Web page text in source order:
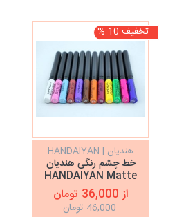
تخفیف 10 %
هندیان | HANDAIYAN
خط چشم رنگی هندیان
HANDAIYAN Matte
Liquid Eyelinerاز 36,000 تومان
46,000 تومان